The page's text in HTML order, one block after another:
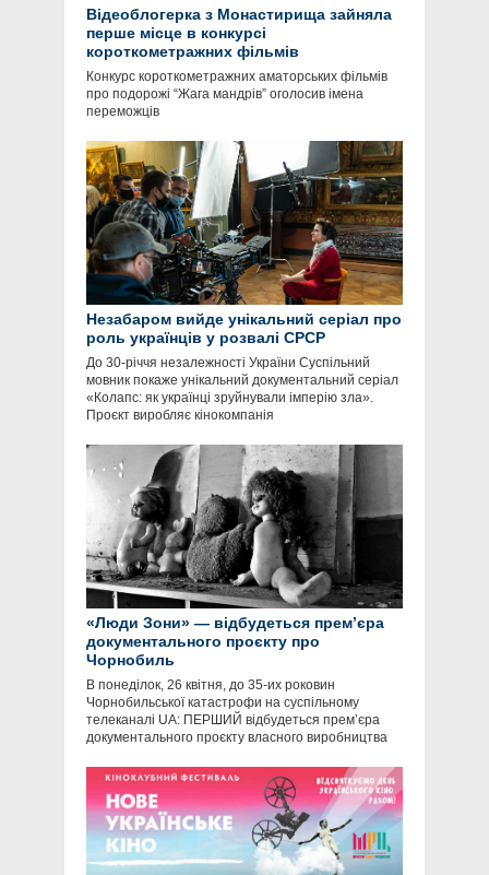
Відеоблогерка з Монастирища зайняла
перше місце в конкурсі
короткометражних фільмів
Конкурс короткометражних аматорських фільмів
про подорожі “Жага мандрів” оголосив імена
переможців
Незабаром вийде унікальний серіал про
роль українців у розвалі СРСР
До 30-річчя незалежності України Суспільний
мовник покаже унікальний документальний серіал
«Колапс: як українці зруйнували імперію зла».
Проєкт виробляє кінокомпанія
«Люди Зони» — відбудеться прем’єра
документального проєкту про
Чорнобиль
В понеділок, 26 квітня, до 35-их роковин
Чорнобильської катастрофи на суспільному
телеканалі UA: ПЕРШИЙ відбудеться прем’єра
документального проєкту власного виробництва